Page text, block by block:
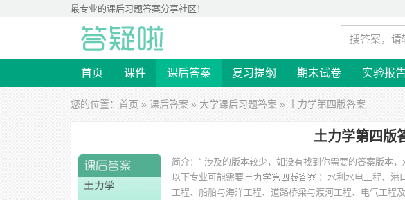
最专业的课后习题答案分享社区！
首页 课件 课后答案 复习提纲 期末试卷 实验报告
您的位置： 首页 » 课后答案 » 大学课后习题答案 » 土力学第四版答案
土力学第四版
简介： “ 涉及的版本较少，如没有找到你需要的答案版本，
以下专业可能需要
：水利水电工程、港
工程、船舶与海洋工程、道路桥梁与渡河工程、电气工程